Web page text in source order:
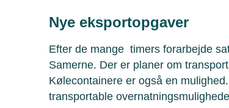
Nye eksportopgaver
Efter de mange timers forarbejde
Samerne. Der er planer om
Kølecontainere er også en
transportable